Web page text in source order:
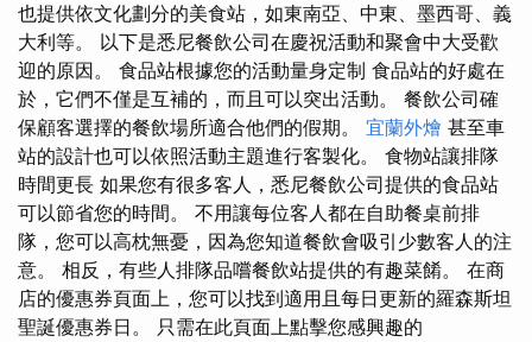
也提供依文化劃分的美食站，如東南亞、中東、墨西哥、義
大利等。 以下是悉尼餐飲公司在慶祝活動和聚會中大受歡
迎的原因。 食品站根據您的活動量身定制 食品站的好處在
於，它們不僅是互補的，而且可以突出活動。 餐飲公司確
保顧客選擇的餐飲場所適合他們的假期。 宜蘭外燴 甚至車
站的設計也可以依照活動主題進行客製化。 食物站讓排隊
時間更長 如果您有很多客人，悉尼餐飲公司提供的食品站
可以節省您的時間。 不用讓每位客人都在自助餐桌前排
隊，您可以高枕無憂，因為您知道餐飲會吸引少數客人的注
意。 相反，有些人排隊品嚐餐飲站提供的有趣菜餚。 在商
店的優惠券頁面上，您可以找到適用且每日更新的羅森斯坦
聖誕優惠券日。 只需在此頁面上點擊您感興趣的